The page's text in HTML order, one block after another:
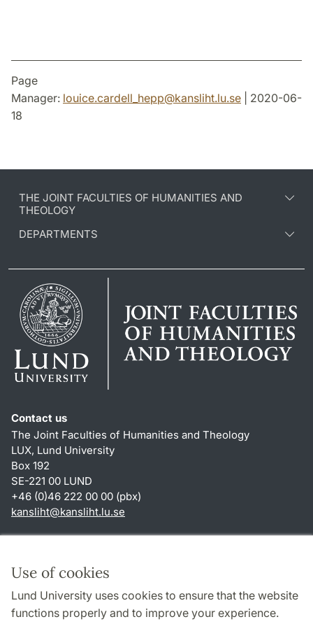
Use of cookies
Lund University uses cookies to ensure that the website
functions properly and to improve your experience.
Page
Manager: louice.cardell_hepp@kansliht.lu.se | 2020-06-
18
THE JOINT FACULTIES OF HUMANITIES AND
THEOLOGY
DEPARTMENTS
Contact us
The Joint Faculties of Humanities and Theology
LUX, Lund University
Box 192
SE-221 00 LUND
+46 (0)46 222 00 00 (pbx)
kansliht@kansliht.lu.se
About this website and cookies
Privacy policy
Accessibility